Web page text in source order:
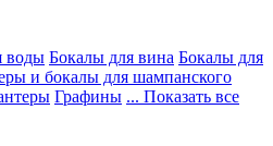
воды Бокалы для вина Бокалы для
и бокалы для шампанского
Графины ... Показать все